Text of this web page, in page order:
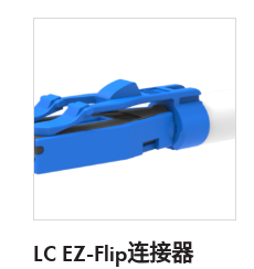
LC EZ-Flip连接器